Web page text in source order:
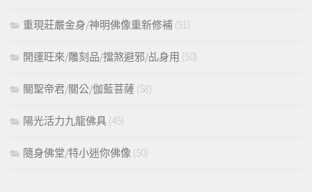
重現莊嚴金身/神明佛像重新修補 (91)
開運旺來/雕刻品/擋煞避邪/乩身用 (50)
關聖帝君/關公/伽藍菩薩 (58)
陽光活力九龍佛具 (45)
隨身佛堂/特小迷你佛像 (50)